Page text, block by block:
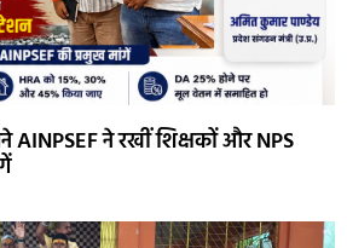
ने रखीं शिक्षकों और NPS